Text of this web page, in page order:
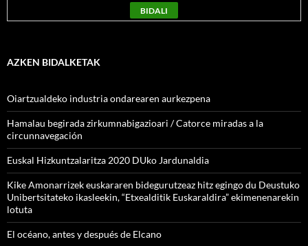
AZKEN BIDALKETAK
Oiartzualdeko industria ondarearen aurkezpena
Hamalau begirada zirkumnabigazioari / Catorce miradas a la
circunnavegación
Euskal Hizkuntzalaritza 2020 DUko Jardunaldia
Kike Amonarrizek euskararen bidegurutzeaz hitz egingo du Deustuko
Unibertsitateko ikasleekin, “Etxealditik Euskaraldira” ekimenenarekin
lotuta
El océano, antes y después de Elcano